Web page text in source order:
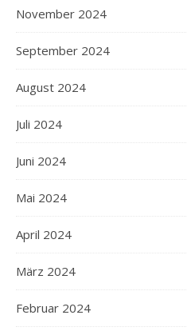
November 2024
September 2024
August 2024
Juli 2024
Juni 2024
Mai 2024
April 2024
März 2024
Februar 2024